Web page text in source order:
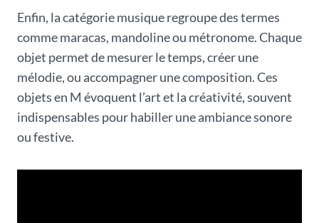
Enfin, la catégorie musique regroupe des termes
comme maracas, mandoline ou métronome. Chaque
objet permet de mesurer le temps, créer une
mélodie, ou accompagner une composition. Ces
objets en M évoquent l’art et la créativité, souvent
indispensables pour habiller une ambiance sonore
ou festive.